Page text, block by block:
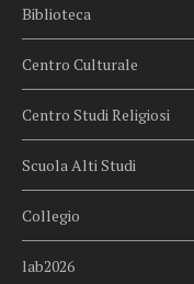
Biblioteca
Centro Culturale
Centro Studi Religiosi
Scuola Alti Studi
Collegio
lab2026